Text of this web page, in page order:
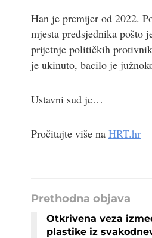
Han je premijer od 2022.
mjesta predsjednika pošto
prijetnje političkih
je ukinuto, bacilo je
Ustavni sud je…
Pročitajte više na HRT.hr
Prethodna objava
Otkrivena veza
plastike iz